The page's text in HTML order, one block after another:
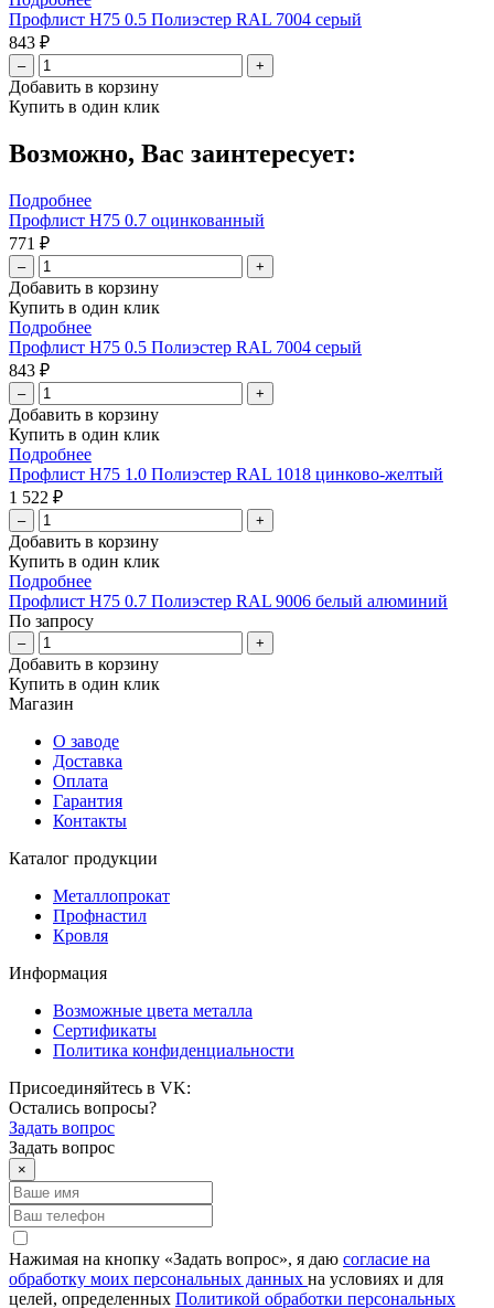
Профлист Н75 0.5 Полиэстер RAL 7004 серый
843 ₽
– +
Добавить в корзину
Купить в один клик
Возможно, Вас заинтересует:
Подробнее
Профлист Н75 0.7 оцинкованный
771 ₽
– +
Добавить в корзину
Купить в один клик
Подробнее
Профлист Н75 0.5 Полиэстер RAL 7004 серый
843 ₽
– +
Добавить в корзину
Купить в один клик
Подробнее
Профлист Н75 1.0 Полиэстер RAL 1018 цинково-желтый
1 522 ₽
– +
Добавить в корзину
Купить в один клик
Подробнее
Профлист Н75 0.7 Полиэстер RAL 9006 белый алюминий
По запросу
– +
Добавить в корзину
Купить в один клик
Магазин
О заводе
Доставка
Оплата
Гарантия
Контакты
Каталог продукции
Металлопрокат
Профнастил
Кровля
Информация
Возможные цвета металла
Сертификаты
Политика конфиденциальности
Присоединяйтесь в VK:
Остались вопросы?
Задать вопрос
Задать вопрос
×
Нажимая на кнопку «Задать вопрос», я даю согласие на
обработку моих персональных данных на условиях и для
целей, определенных Политикой обработки персональных